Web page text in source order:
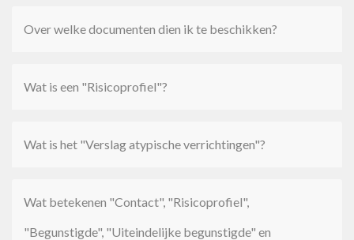
Over welke documenten dien ik te beschikken?
Wat is een "Risicoprofiel"?
Wat is het "Verslag atypische verrichtingen"?
Wat betekenen "Contact", "Risicoprofiel",
"Begunstigde", "Uiteindelijke begunstigde" en